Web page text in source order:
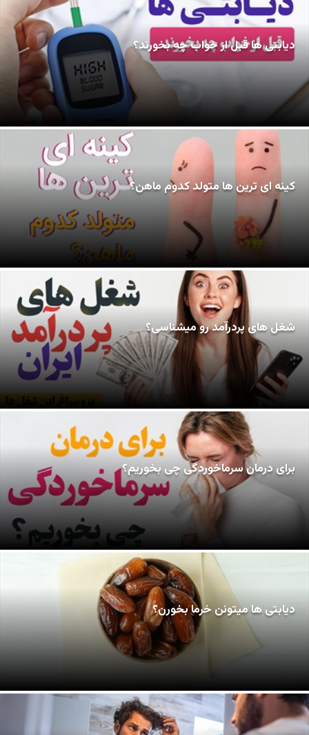
دیابتی ها قبل از خواب چه بخورند؟
کینه ای ترین ها متولد کدوم ماهن؟
شغل های پردرآمد رو میشناسی؟
برای درمان سرماخوردگی چی بخوریم؟
دیابتی ها میتونن خرما بخورن؟